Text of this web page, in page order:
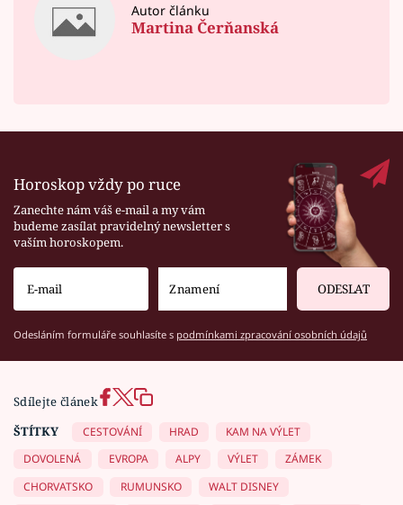
Autor článku
Martina Čerňanská
Horoskop vždy po ruce
Zanechte nám váš e-mail a my vám
budeme zasílat pravidelný newsletter s
vaším horoskopem.
ODESLAT
Odesláním formuláře souhlasíte s podmínkami zpracování osobních údajů
Sdílejte článek
ŠTÍTKY
CESTOVÁNÍ HRAD
KAM NA VÝLET
DOVOLENÁ
EVROPA ALPY VÝLET
ZÁMEK
CHORVATSKO
RUMUNSKO
WALT DISNEY